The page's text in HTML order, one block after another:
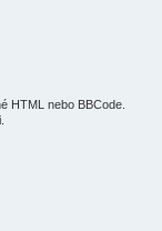
HTML nebo BBCode.